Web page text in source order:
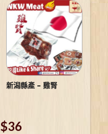
新潟縣產 – 雞腎
$36